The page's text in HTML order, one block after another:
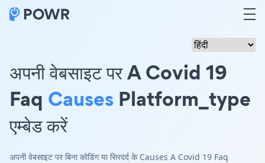
अपनी वेबसाइट पर A Covid 19
Faq Causes Platform_type
एम्बेड करें
अपनी वेबसाइट पर बिना कोडिंग या सिरदर्द के Causes A Covid 19 Faq